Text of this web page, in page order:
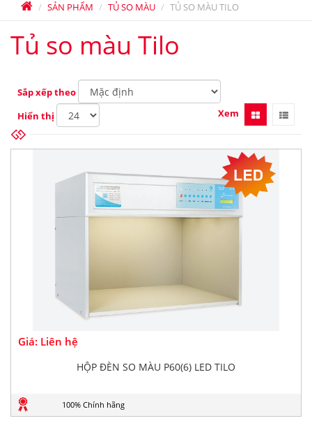
SẢN PHẨM TỦ SO MÀU TỦ SO MÀU TILO
Tủ so màu Tilo
Sắp xếp theo
Hiển thị
Xem
Giá: Liên hệ
HỘP ĐÈN SO MÀU P60(6) LED TILO
100% Chính hãng